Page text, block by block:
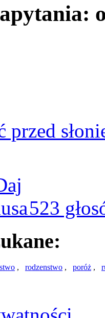
przed
523
, rodzenstwo , poróż ,